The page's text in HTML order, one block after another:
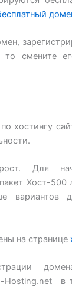
то смените
хостингу
Для
Хост-500
вариантов
на странице
Hosting.net в